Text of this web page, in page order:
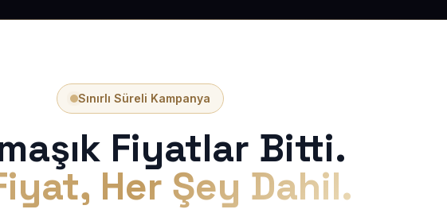
Sınırlı Süreli Kampanya
Fiyatlar Bitti.
Her Şey Dahil.